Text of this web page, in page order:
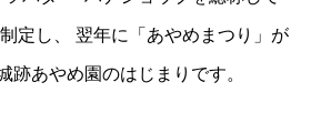
定し、 翌年に「あやめまつり」が
跡あやめ園のはじまりです。